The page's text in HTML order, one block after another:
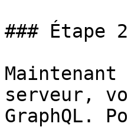
### Étape
serveur,
GraphQL.